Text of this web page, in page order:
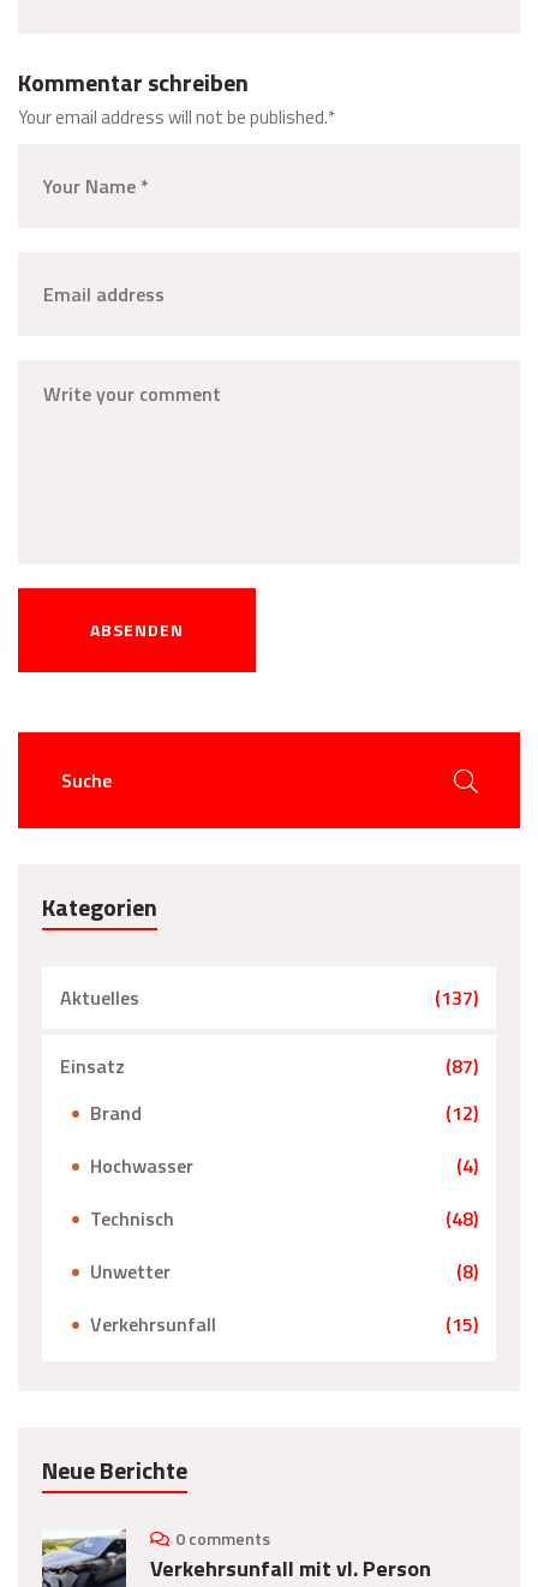
Kommentar schreiben
Your email address will not be published.*
ABSENDEN
Kategorien
Aktuelles (137)
Einsatz
(87)
Brand
(12)
Hochwasser
(4)
Technisch
(48)
Unwetter
(8)
Verkehrsunfall
(15)
Neue Berichte
0 comments
Verkehrsunfall mit vl. Person